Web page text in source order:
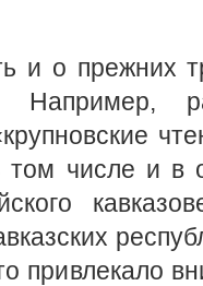
и о прежних
Например,
числе и в
привлекало